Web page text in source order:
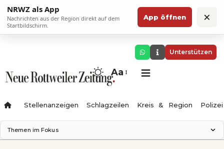
NRWZ als App
Nachrichten aus der Region direkt auf dem
Startbildschirm.
App öffnen ×
Unterstützen
Aa
Stellenanzeigen Schlagzeilen Kreis & Region Polizei
Themen im Fokus